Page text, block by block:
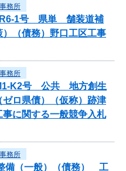
務所
R6-1号 県単 舗装道補
（債務）野口工区工事
務所
K2号 公共 地方創生
ロ県債）（仮称）跡津
に関する一般競争入札
務所
備（一般）（債務） 工